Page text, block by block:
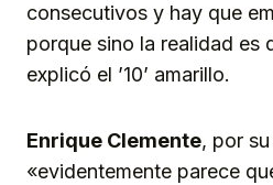
consecutivos y hay que
porque sino la realidad es
explicó el ’10’ amarillo.
Enrique Clemente, por
«evidentemente parece